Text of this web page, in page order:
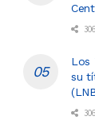
Los
su